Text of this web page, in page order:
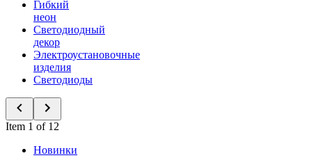
Гибкий
неон
Светодиодный
декор
Электроустановочные
изделия
Светодиоды
Item 1 of 12
Новинки